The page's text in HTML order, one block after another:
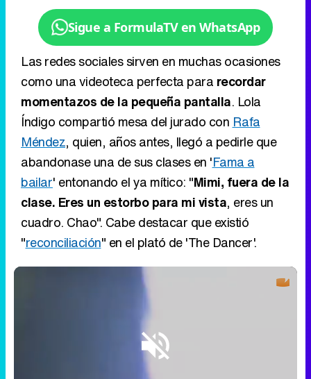
Sigue a FormulaTV en WhatsApp
Las redes sociales sirven en muchas ocasiones
como una videoteca perfecta para recordar
momentazos de la pequeña pantalla. Lola
Índigo compartió mesa del jurado con Rafa
Méndez, quien, años antes, llegó a pedirle que
abandonase una de sus clases en 'Fama a
bailar' entonando el ya mítico: "Mimi, fuera de la
clase. Eres un estorbo para mi vista, eres un
cuadro. Chao". Cabe destacar que existió
"reconciliación" en el plató de 'The Dancer'.